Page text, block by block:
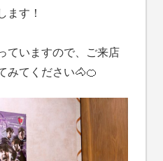
ます！
ていますので、ご来店
みてください🐴🍊